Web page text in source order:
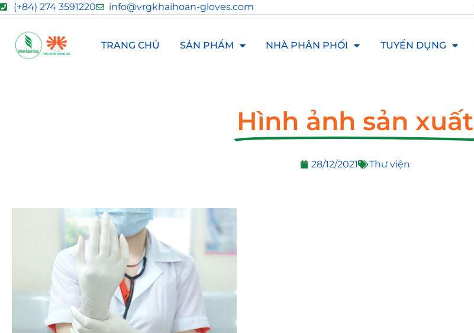
(+84) 274 3591220 info@vrgkhaihoan-gloves.com
TRANG CHỦ SẢN PHẨM NHÀ PHÂN PHỐI TUYỂN DỤNG
Hình ảnh sản xuất
28/12/2021 Thư viện